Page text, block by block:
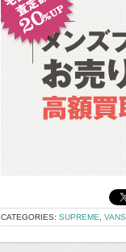
CATEGORIES: SUPREME VANS